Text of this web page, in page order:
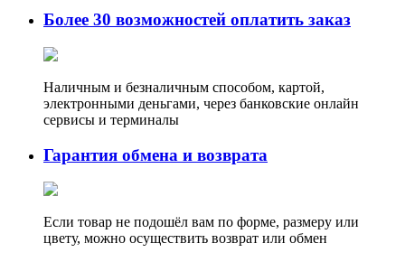
Более 30 возможностей оплатить заказ
Наличным и безналичным способом, картой,
электронными деньгами, через банковские онлайн
сервисы и терминалы
Гарантия обмена и возврата
Если товар не подошёл вам по форме, размеру или
цвету, можно осуществить возврат или обмен